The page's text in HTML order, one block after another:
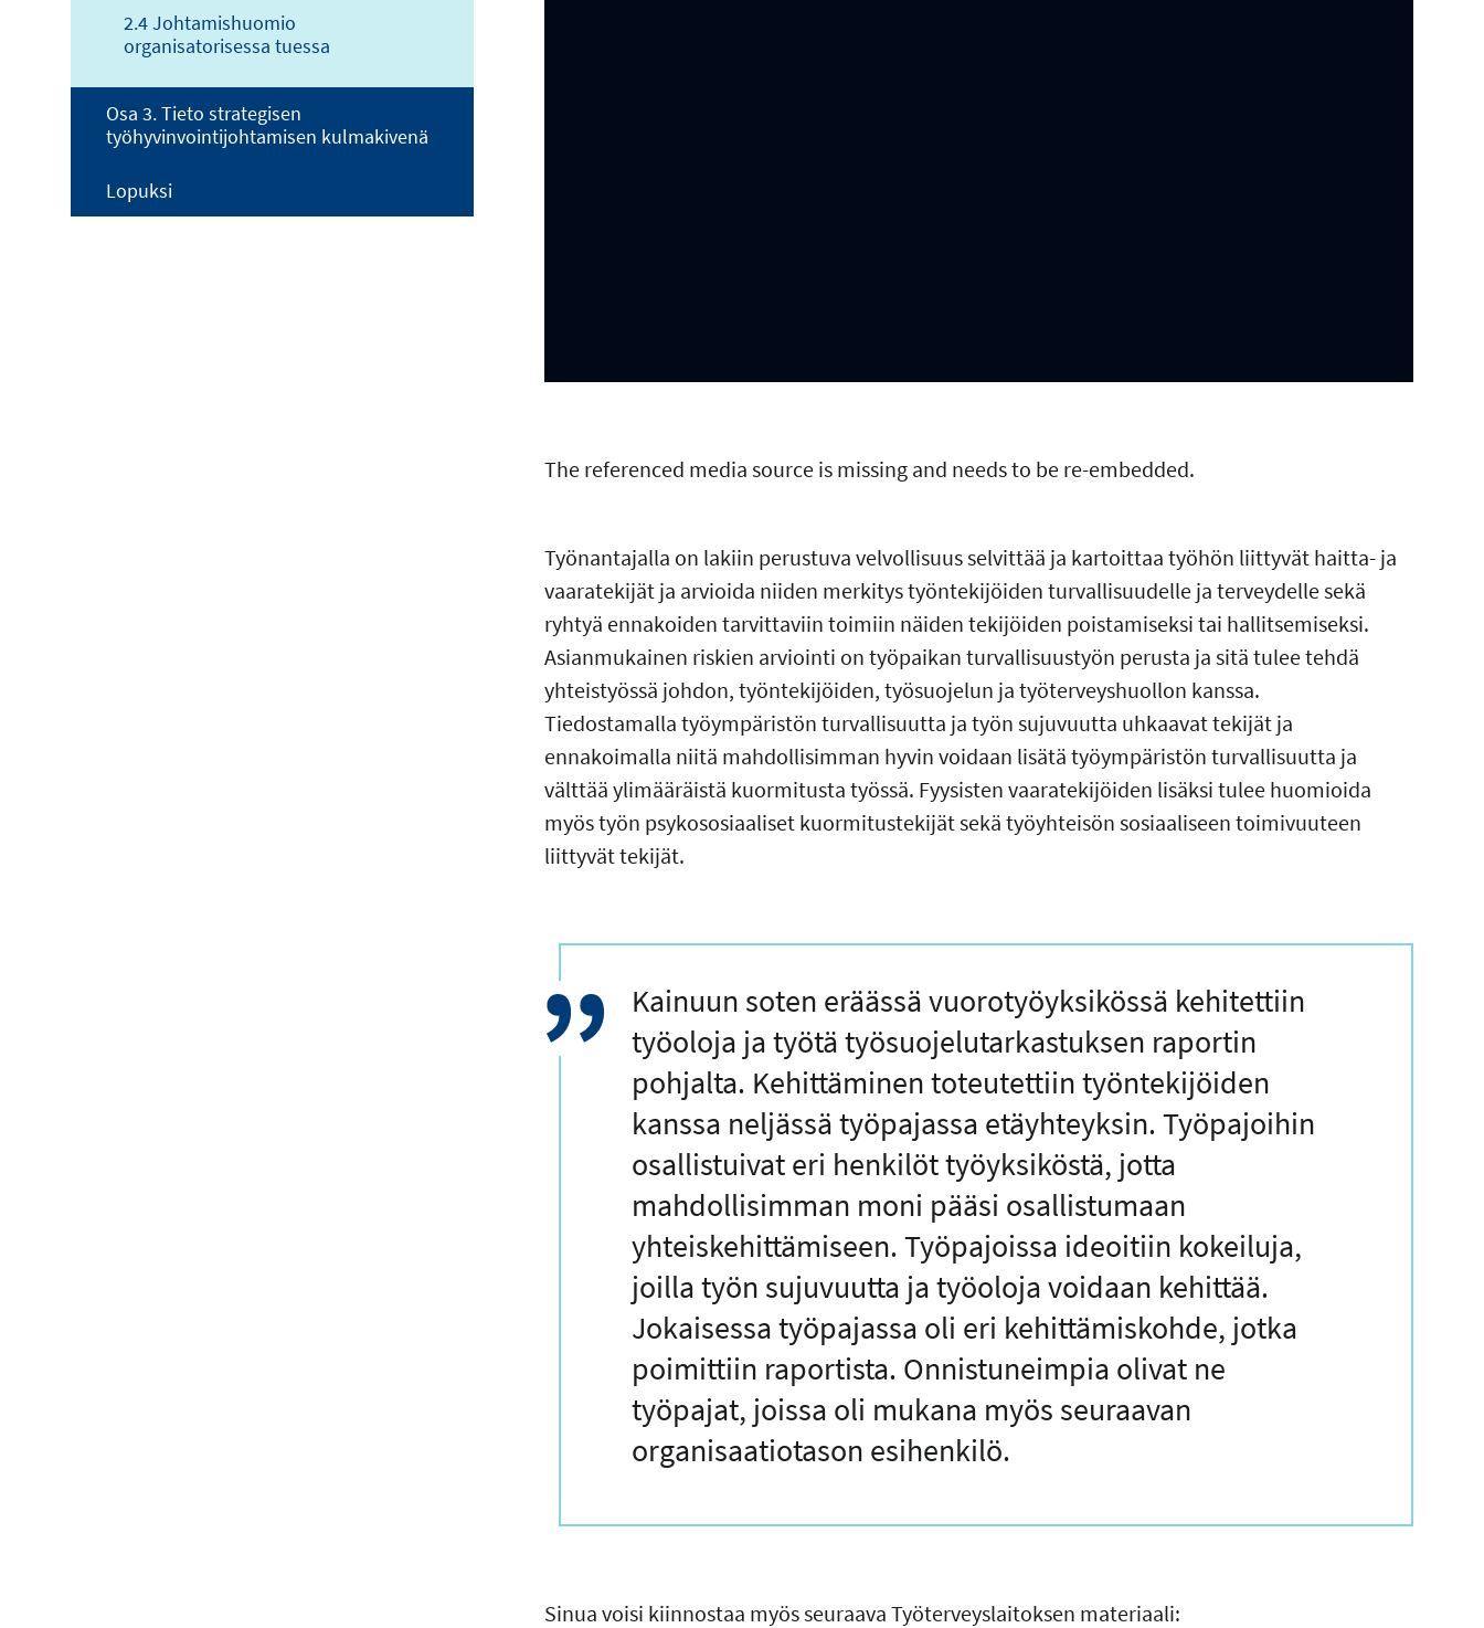
The referenced media source is missing and needs to be re-embedded.
Työnantajalla on lakiin perustuva velvollisuus selvittää ja kartoittaa työhön liittyvät haitta- ja
vaaratekijät ja arvioida niiden merkitys työntekijöiden turvallisuudelle ja terveydelle sekä
ryhtyä ennakoiden tarvittaviin toimiin näiden tekijöiden poistamiseksi tai hallitsemiseksi.
Asianmukainen riskien arviointi on työpaikan turvallisuustyön perusta ja sitä tulee tehdä
yhteistyössä johdon, työntekijöiden, työsuojelun ja työterveyshuollon kanssa.
Tiedostamalla työympäristön turvallisuutta ja työn sujuvuutta uhkaavat tekijät ja
ennakoimalla niitä mahdollisimman hyvin voidaan lisätä työympäristön turvallisuutta ja
välttää ylimääräistä kuormitusta työssä. Fyysisten vaaratekijöiden lisäksi tulee huomioida
myös työn psykososiaaliset kuormitustekijät sekä työyhteisön sosiaaliseen toimivuuteen
liittyvät tekijät.
Lainaus
Kainuun soten eräässä vuorotyöyksikössä kehitettiin
työoloja ja työtä työsuojelutarkastuksen raportin
pohjalta. Kehittäminen toteutettiin työntekijöiden
kanssa neljässä työpajassa etäyhteyksin. Työpajoihin
osallistuivat eri henkilöt työyksiköstä, jotta
mahdollisimman moni pääsi osallistumaan
yhteiskehittämiseen. Työpajoissa ideoitiin kokeiluja,
joilla työn sujuvuutta ja työoloja voidaan kehittää.
Jokaisessa työpajassa oli eri kehittämiskohde, jotka
poimittiin raportista. Onnistuneimpia olivat ne
työpajat, joissa oli mukana myös seuraavan
organisaatiotason esihenkilö.
Sinua voisi kiinnostaa myös seuraava Työterveyslaitoksen materiaali:
2.4 Johtamishuomio
organisatorisessa tuessa
Osa 3. Tieto strategisen
työhyvinvointijohtamisen kulmakivenä
Lopuksi